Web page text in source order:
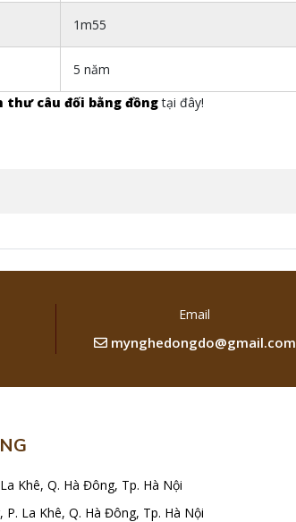
1m55
5 năm
thư câu đối bằng đồngtại đây!
Email
mynghedongdo@gmail.com
Khê, Q. Hà Đông, Tp. Hà Nội
La Khê, Q. Hà Đông, Tp. Hà Nội